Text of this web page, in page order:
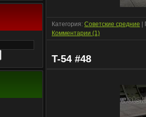
Категория: Советские средние
Комментарии (1)
T-54 #48